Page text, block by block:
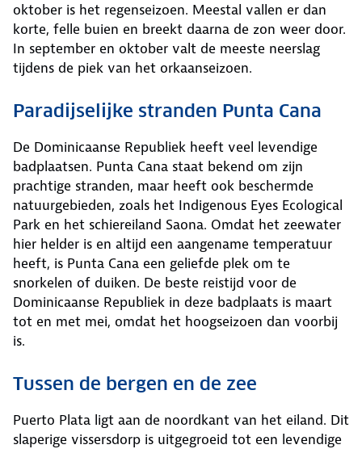
oktober is het regenseizoen. Meestal vallen er dan
korte, felle buien en breekt daarna de zon weer door.
In september en oktober valt de meeste neerslag
tijdens de piek van het orkaanseizoen.
Paradijselijke stranden Punta Cana
De Dominicaanse Republiek heeft veel levendige
badplaatsen. Punta Cana staat bekend om zijn
prachtige stranden, maar heeft ook beschermde
natuurgebieden, zoals het Indigenous Eyes Ecological
Park en het schiereiland Saona. Omdat het zeewater
hier helder is en altijd een aangename temperatuur
heeft, is Punta Cana een geliefde plek om te
snorkelen of duiken. De beste reistijd voor de
Dominicaanse Republiek in deze badplaats is maart
tot en met mei, omdat het hoogseizoen dan voorbij
is.
Tussen de bergen en de zee
Puerto Plata ligt aan de noordkant van het eiland. Dit
slaperige vissersdorp is uitgegroeid tot een levendige